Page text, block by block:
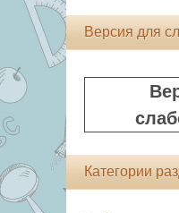
Версия для
Категории